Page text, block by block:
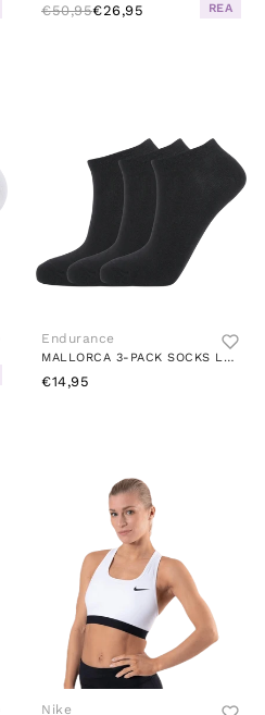
€50,95€26,95 REA
Endurance
MALLORCA 3-PACK SOCKS LOW CUT BLACK
€14,95
Nike